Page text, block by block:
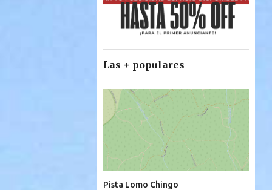
Las + populares
Pista Lomo Chingo